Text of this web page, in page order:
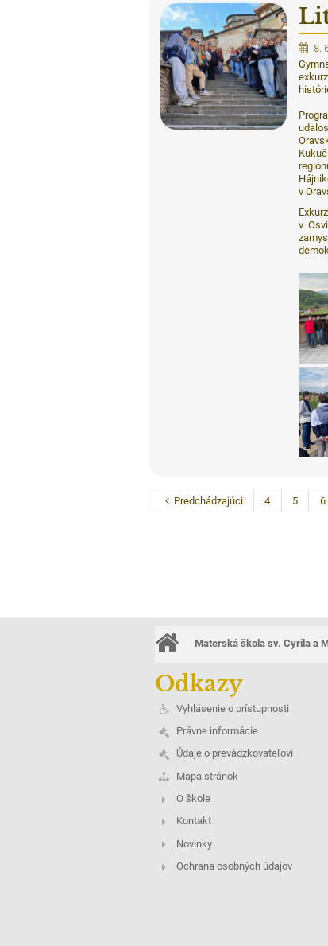
8.
v
v
Predchádzajúci 4 5 6
Materská škola sv. Cyrila a
Odkazy
Vyhlásenie o prístupnosti
Právne informácie
Údaje o prevádzkovateľovi
Mapa stránok
O škole
Kontakt
Novinky
Ochrana osobných údajov